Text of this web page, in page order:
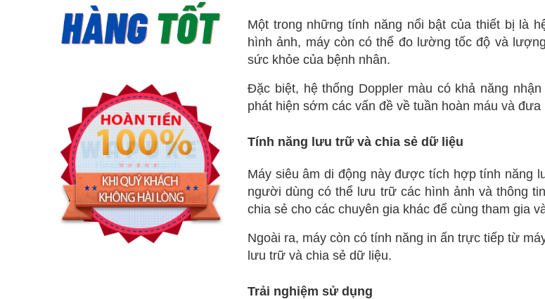
Một trong những tính năng nổi bật của thiết bị là
hình ảnh, máy còn có thể đo lường tốc độ và
sức khỏe của bệnh nhân.
Đặc biệt, hệ thống Doppler màu có khả năng
phát hiện sớm các vấn đề về tuần hoàn máu và
Tính năng lưu trữ và chia sẻ dữ liệu
Máy siêu âm di động này được tích hợp tính năng
người dùng có thể lưu trữ các hình ảnh và thông
chia sẻ cho các chuyên gia khác để cùng tham gia
Ngoài ra, máy còn có tính năng in ấn trực tiếp từ
lưu trữ và chia sẻ dữ liệu.
Trải nghiệm sử dụng